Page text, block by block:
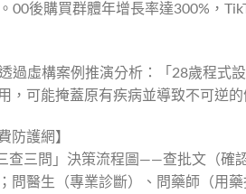
00後購買群體年增長率達300%，
過虛構案例推演分析：「28歲程式
，可能掩蓋原有疾病並導致不可逆的
防護網】
查三問」決策流程圖——查批文（確
問醫生（專業診斷）、問藥師（用